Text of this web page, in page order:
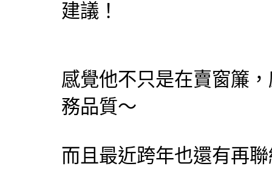
建議！
感覺他不只是在賣窗簾
務品質～
而且最近跨年也還有再